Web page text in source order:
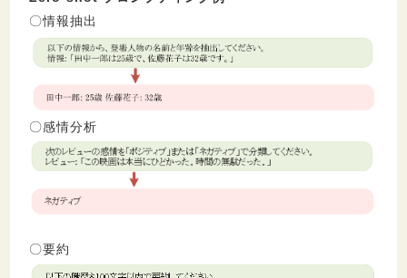
〇情報抽出
〇感情分析
〇要約